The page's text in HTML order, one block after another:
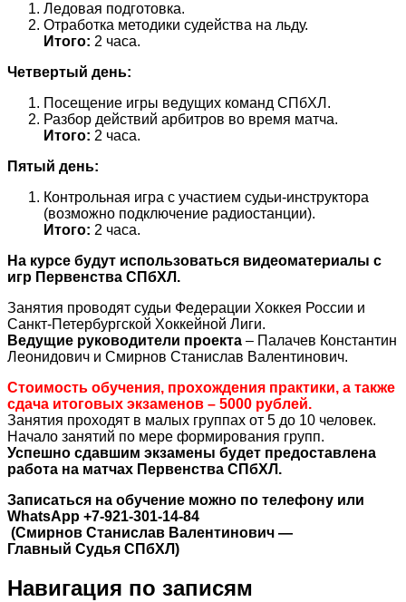
Ледовая подготовка.
Отработка методики судейства на льду.
Итого: 2 часа.
Четвертый день:
Посещение игры ведущих команд СПбХЛ.
Разбор действий арбитров во время матча.
Итого: 2 часа.
Пятый день:
Контрольная игра с участием судьи-инструктора
(возможно подключение радиостанции).
Итого: 2 часа.
На курсе будут использоваться видеоматериалы с
игр Первенства СПбХЛ.
Занятия проводят судьи Федерации Хоккея России и
Санкт-Петербургской Хоккейной Лиги.
Ведущие руководители проекта – Палачев Константин
Леонидович и Смирнов Станислав Валентинович.
Стоимость обучения, прохождения практики, а также
сдача итоговых экзаменов – 5000 рублей.
Занятия проходят в малых группах от 5 до 10 человек.
Начало занятий по мере формирования групп.
Успешно сдавшим экзамены будет предоставлена
работа на матчах Первенства СПбХЛ.
Записаться на обучение можно по телефону или
WhatsApp +7-921-301-14-84
(Смирнов Станислав Валентинович —
Главный Судья СПбХЛ)
Навигация по записям